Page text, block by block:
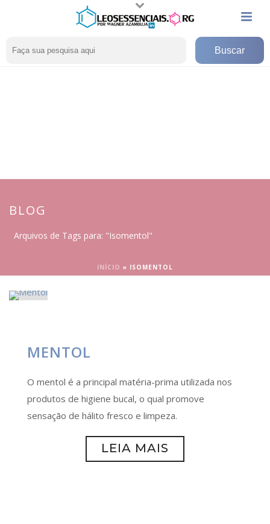
BLOG
Arquivos de Tags para: "Isomentol"
INÍCIO » ISOMENTOL
MENTOL
O mentol é a principal matéria-prima utilizada nos
produtos de higiene bucal, o qual promove
sensação de hálito fresco e limpeza.
LEIA MAIS